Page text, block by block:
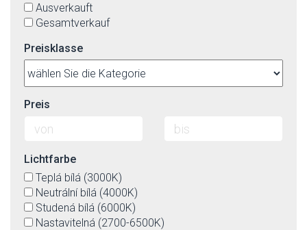
Ausverkauft
Gesamtverkauf
Preisklasse
Preis
Lichtfarbe
Teplá bílá (3000K)
Neutrální bílá (4000K)
Studená bílá (6000K)
Nastavitelná (2700-6500K)